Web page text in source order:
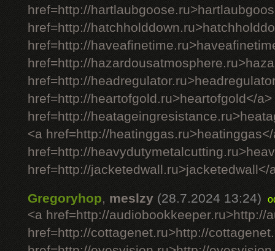
href=http://
href=http://
href=http://
href=http://
href=http://
href=http://heartofgold.ru>heartofgold</a>
href=http://
<a href=http://
href=http://
href=http://jacketedwall.ru>jacketedwall</
Gregoryhop, meslzy (28.7.2024 13:24)
<a href=http://audiobookkeeper.ru>http://
href=http://cottagenet.ru>http://